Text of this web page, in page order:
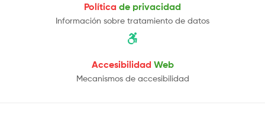
Política de privacidad
Información sobre tratamiento de datos
Accesibilidad Web
Mecanismos de accesibilidad